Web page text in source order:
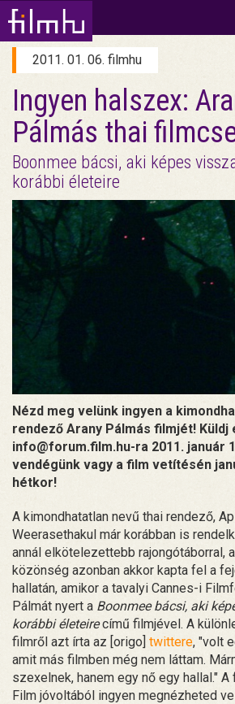
2011. 01. 06. filmhu
Ingyen halszex:
Pálmás thai
Boonmee bácsi, aki képes
korábbi életeire
Nézd meg velünk ingyen a
rendező Arany Pálmás filmjét! Küldj
info@forum.film.hu-ra 2011. január
vendégünk vagy a film vetítésén
hétkor!
A kimondhatatlan nevű thai rendező,
Weerasethakul már korábban is
annál elkötelezettebb rajongótáborral,
közönség azonban akkor kapta fel a
hallatán, amikor a tavalyi Cannes-i
Pálmát nyert a Boonmee bácsi, aki
korábbi életeirecímű filmjével. A
filmről azt írta az [origo] twittere, "volt
amit más filmben még nem láttam.
szexelnek, hanem egy nő egy hallal."
Film jóvoltából ingyen megnézheted